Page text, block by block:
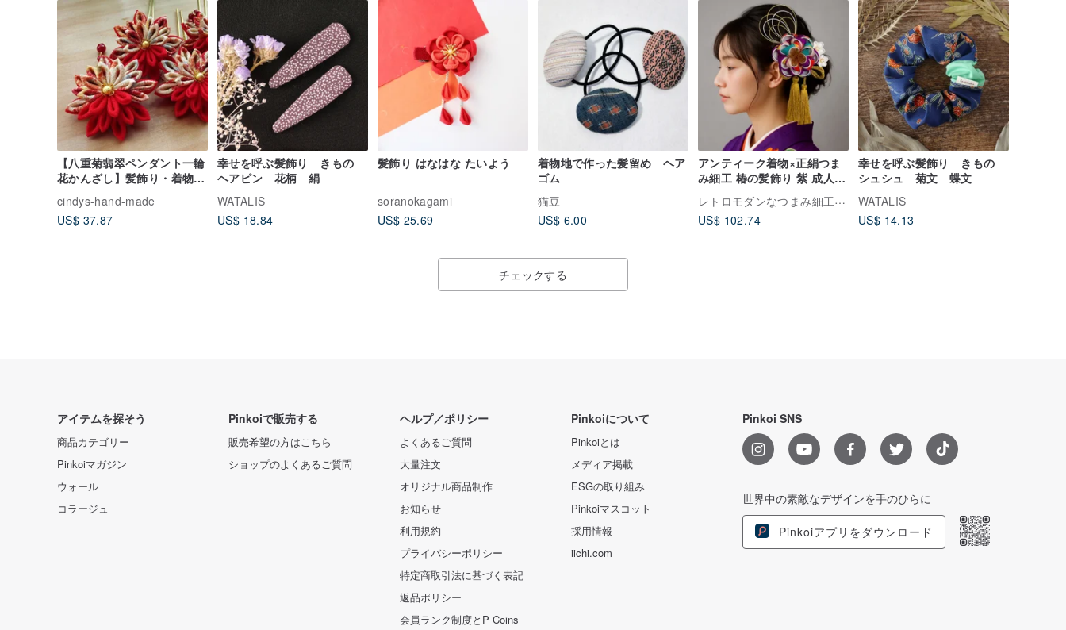
【八重菊翡翠ペンダント一輪
花かんざし】髪飾り・着物地
cindys-hand-made
US$ 37.87
幸せを呼ぶ髪飾り きもの
ヘアピン 花柄 絹
WATALIS
US$ 18.84
髪飾り はなはな たいよう
soranokagami
US$ 25.69
着物地で作った髪留め ヘア
ゴム
猫豆
US$ 6.00
アンティーク着物×正絹つま
み細工 椿の髪飾り 紫 成人
レトロモダン
レトロモダンなつまみ細工 COCON
US$ 102.74
幸せを呼ぶ髪飾り きもの
シュシュ 菊文 蝶文
WATALIS
US$ 14.13
チェックする
アイテムを探そう
商品カテゴリー
Pinkoiマガジン
ウォール
コラージュ
Pinkoiで販売する
販売希望の方はこちら
ショップのよくあるご質問
ヘルプ／ポリシー
よくあるご質問
大量注文
オリジナル商品制作
お知らせ
利用規約
プライバシーポリシー
特定商取引法に基づく表記
返品ポリシー
会員ランク制度とP Coins
Pinkoiについて
Pinkoiとは
メディア掲載
ESGの取り組み
Pinkoiマスコット
採用情報
iichi.com
Pinkoi SNS
世界中の素敵なデザインを手のひらに
Pinkoiアプリをダウンロード